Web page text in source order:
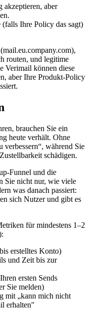
akzeptieren, aber
Ihre Policy das sagt)
routen, und legitime
Verimail können diese
aber Ihre Produkt‑Policy
brauchen Sie ein
heute verhält. Ohne
verbessern“, während Sie
schädigen.
und die
Sie nicht nur, wie viele
was danach passiert:
sich Nutzer und gibt es
für mindestens 1–2
erstelltes Konto)
und Zeit bis zur
ersten Sends
Sie melden)
mit „kann mich nicht
erhalten"